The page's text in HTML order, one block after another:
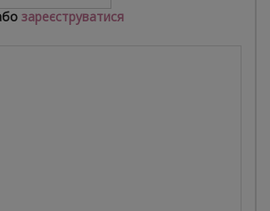
зареєструватися